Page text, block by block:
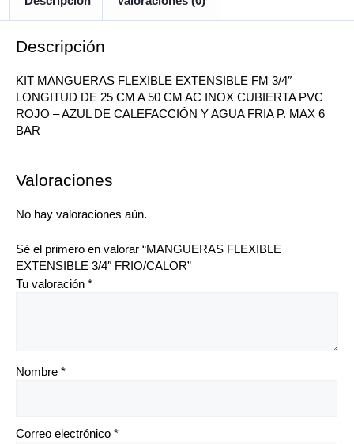
Descripción
KIT MANGUERAS FLEXIBLE EXTENSIBLE FM 3/4″
LONGITUD DE 25 CM A 50 CM AC INOX CUBIERTA PVC
ROJO – AZUL DE CALEFACCIÓN Y AGUA FRIA P. MAX 6
BAR
Valoraciones
No hay valoraciones aún.
Sé el primero en valorar “MANGUERAS FLEXIBLE
EXTENSIBLE 3/4″ FRIO/CALOR”
Tu valoración *
Nombre *
Correo electrónico *